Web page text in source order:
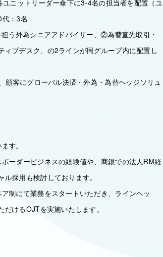
ニットリーダー傘下に3-4名の担当者を配置（ユ
：3名
う外為シニアアドバイザー、②為替直先取引・
ブデスク、の2ラインが同グループ内に配置し
客にグローバル決済・外為・為替ヘッジソリュ
す。
ーダービジネスの経験値や、商銀での法人RM経
採用も検討しております。
制にて業務をスタートいただき、ラインヘッ
けるOJTを実施いたします。